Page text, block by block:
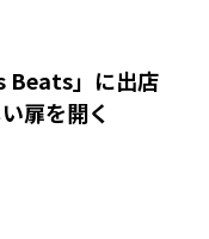
Beats」に出店
扉を開く